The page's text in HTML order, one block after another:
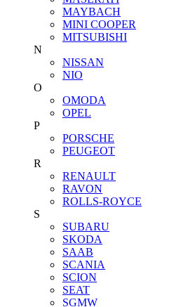
MAYBACH
MINI COOPER
MITSUBISHI
N
NISSAN
NIO
O
OMODA
OPEL
P
PORSCHE
PEUGEOT
R
RENAULT
RAVON
ROLLS-ROYCE
S
SUBARU
SKODA
SAAB
SCANIA
SCION
SEAT
SGMW